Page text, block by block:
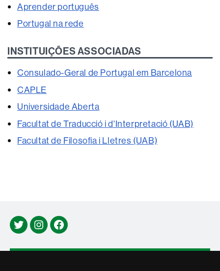
Aprender português
Portugal na rede
INSTITUIÇÕES ASSOCIADAS
Consulado-Geral de Portugal em Barcelona
CAPLE
Universidade Aberta
Facultat de Traducció i d'Interpretació (UAB)
Facultat de Filosofia i Lletres (UAB)
TwitterInstagramFacebook